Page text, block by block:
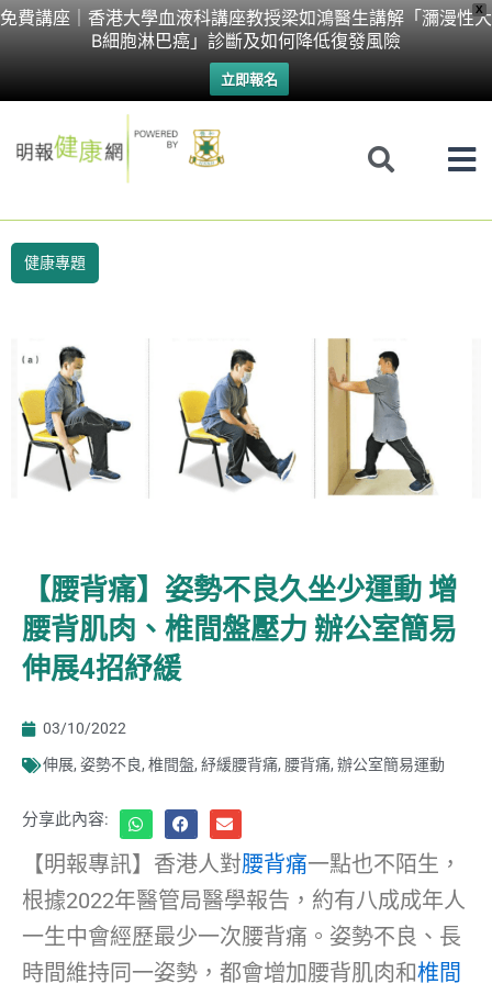
X
免費講座｜香港大學血液科講座教授梁如鴻醫生講解「瀰漫性大
B細胞淋巴癌」診斷及如何降低復發風險
立即報名
Skip
健康專題
【腰背痛】姿勢不良久坐少運動 增
腰背肌肉、椎間盤壓力 辦公室簡易
伸展4招紓緩
03/10/2022
伸展, 姿勢不良, 椎間盤, 紓緩腰背痛, 腰背痛, 辦公室簡易運動
分享此內容:
【明報專訊】香港人對腰背痛一點也不陌生，
根據2022年醫管局醫學報告，約有八成成年人
一生中會經歷最少一次腰背痛。姿勢不良、長
時間維持同一姿勢，都會增加腰背肌肉和椎間